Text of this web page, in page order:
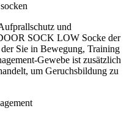
und
SOCK LOW Socke der
Sie in Bewegung, Training
Gewebe ist zusätzlich
um Geruchsbildung zu